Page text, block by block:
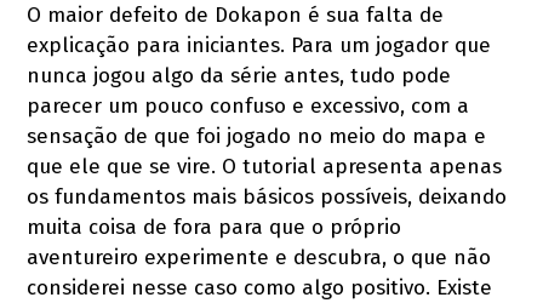
O maior defeito de Dokapon é sua falta de
explicação para iniciantes. Para um jogador que
nunca jogou algo da série antes, tudo pode
parecer um pouco confuso e excessivo, com a
sensação de que foi jogado no meio do mapa e
que ele que se vire. O tutorial apresenta apenas
os fundamentos mais básicos possíveis, deixando
muita coisa de fora para que o próprio
aventureiro experimente e descubra, o que não
considerei nesse caso como algo positivo. Existe